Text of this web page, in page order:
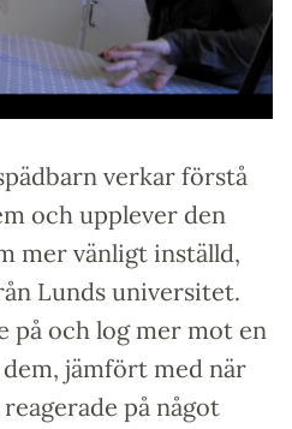
verkar förstå
och upplever den
mer vänligt inställd,
Lunds universitet.
på och log mer mot en
jämfört med när
på något